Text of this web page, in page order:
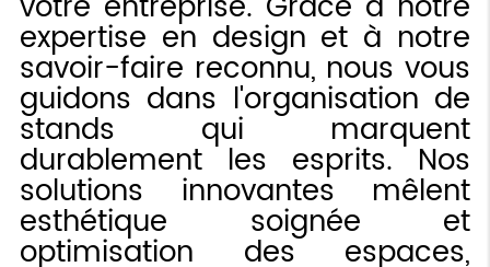
expertise en design et à notre
savoir-faire reconnu, nous vous
guidons dans l'organisation de
stands qui marquent
durablement les esprits. Nos
solutions innovantes mêlent
esthétique soignée et
optimisation des espaces,